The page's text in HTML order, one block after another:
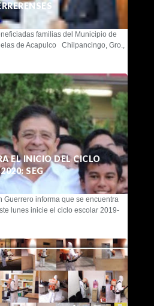
familias del Municipio de
de Acapulco Chilpancingo, Gro.,
EL INICIO DEL CICLO
SEG
Guerrero informa que se encuentra
lunes inicie el ciclo escolar 2019-